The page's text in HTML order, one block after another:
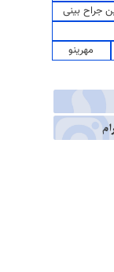
جراح بینی
مهرینو